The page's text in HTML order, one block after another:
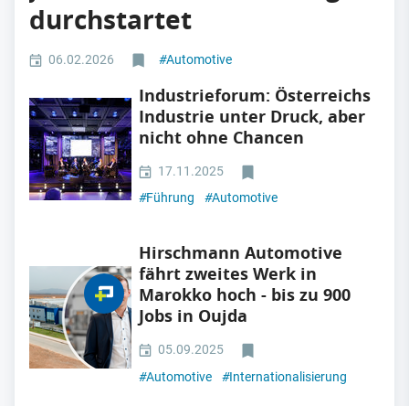
durchstartet
06.02.2026 #Automotive
Industrieforum: Österreichs
Industrie unter Druck, aber
nicht ohne Chancen
17.11.2025
#Führung #Automotive
Hirschmann Automotive
fährt zweites Werk in
Marokko hoch - bis zu 900
Jobs in Oujda
05.09.2025
#Automotive #Internationalisierung